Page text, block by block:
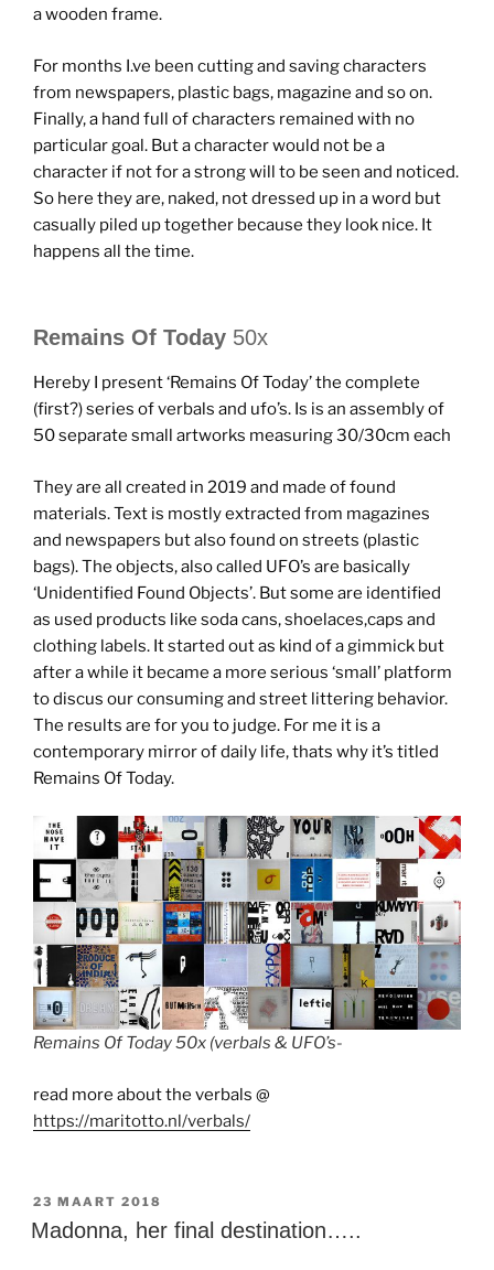
a wooden frame.
For months I.ve been cutting and saving characters
from newspapers, plastic bags, magazine and so on.
Finally, a hand full of characters remained with no
particular goal. But a character would not be a
character if not for a strong will to be seen and noticed.
So here they are, naked, not dressed up in a word but
casually piled up together because they look nice. It
happens all the time.
Remains Of Today 50x
Hereby I present ‘Remains Of Today’ the complete
(first?) series of verbals and ufo’s. Is is an assembly of
50 separate small artworks measuring 30/30cm each
They are all created in 2019 and made of found
materials. Text is mostly extracted from magazines
and newspapers but also found on streets (plastic
bags). The objects, also called UFO’s are basically
‘Unidentified Found Objects’. But some are identified
as used products like soda cans, shoelaces,caps and
clothing labels. It started out as kind of a gimmick but
after a while it became a more serious ‘small’ platform
to discus our consuming and street littering behavior.
The results are for you to judge. For me it is a
contemporary mirror of daily life, thats why it’s titled
Remains Of Today.
Remains Of Today 50x (verbals & UFO’s-
read more about the verbals @
https://maritotto.nl/verbals/
GEPLAATST
OP
23 MAART 2018
Madonna, her final destination…..